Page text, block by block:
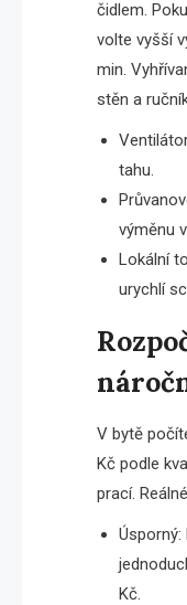
čidlem.
volte vyšší
min.
stěn a
tahu.
výměnu
Lokální
urychlí
V bytě
Kč podle
prací.
Kč.